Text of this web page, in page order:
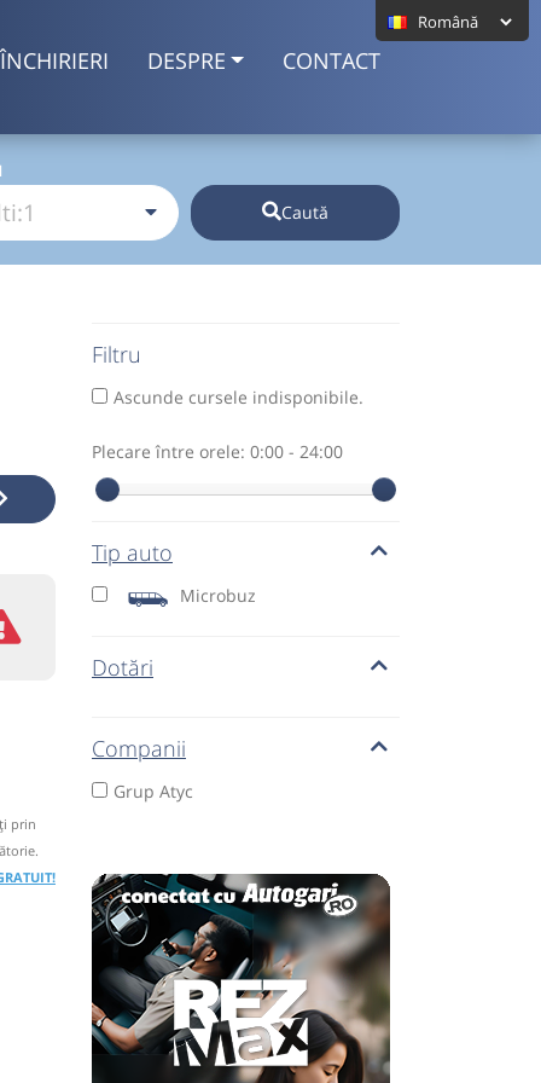
ÎNCHIRIERI DESPRE CONTACT
Caută
Filtru
Ascunde cursele indisponibile.
Plecare între orele: 0:00 - 24:00
Tip auto
Microbuz
Dotări
Companii
Grup Atyc
prin